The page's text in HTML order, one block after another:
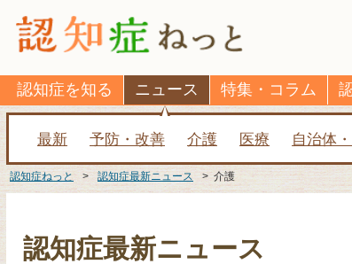
認知症を知る ニュース
最新 予防・改善 介護 医療 自治体
特集・コラム
認知症ねっと > 認知症最新ニュース > 介護
認知症最新ニュース